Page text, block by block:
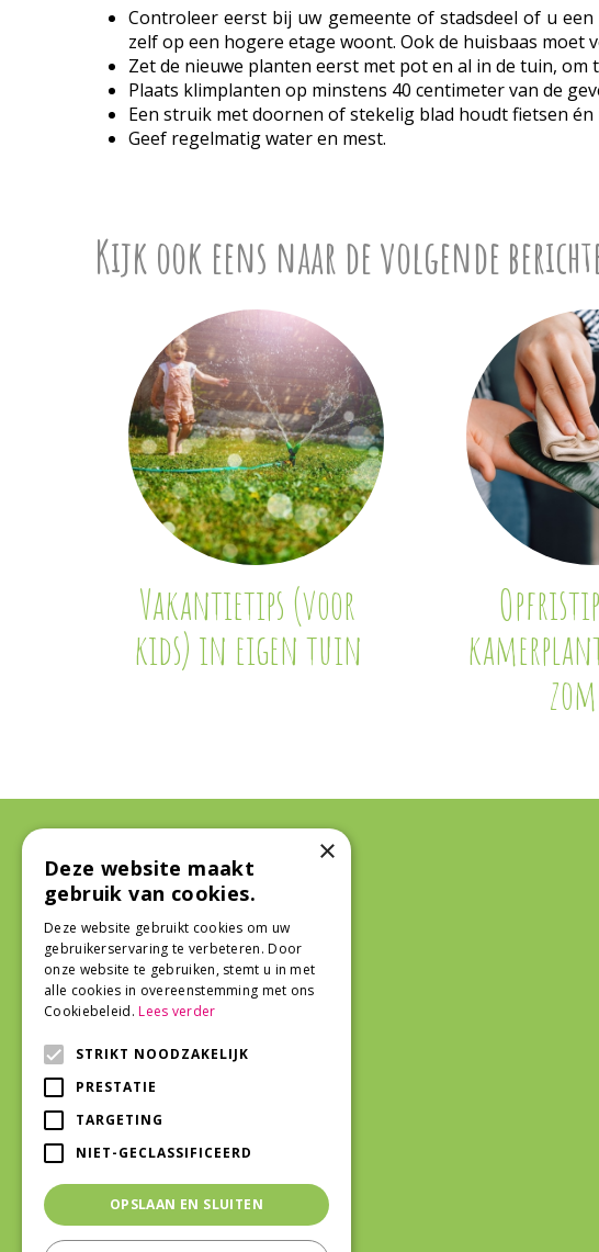
Controleer eerst bij uw gemeente of stadsdeel of u
zelf op een hogere etage woont. Ook de huisbaas moet
Zet de nieuwe planten eerst met pot en al in de tuin,
Plaats klimplanten op minstens 40 centimeter van de
Een struik met doornen of stekelig blad houdt fietsen
Geef regelmatig water en mest.
Kijk ook eens naar de volgende
Vakantietips (voor
kids) in eigen tuin
Algemeen
Algemene voorwaarden
×
Deze website maakt
gebruik van cookies.
Deze website gebruikt cookies om uw
gebruikerservaring te verbeteren. Door
onze website te gebruiken, stemt u in met
alle cookies in overeenstemming met ons
Cookiebeleid.Lees verder
STRIKT NOODZAKELIJK
PRESTATIE
TARGETING
NIET-GECLASSIFICEERD
OPSLAAN EN SLUITEN